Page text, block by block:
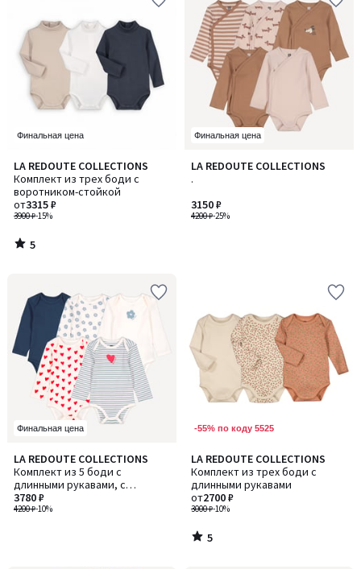
Финальная цена
LA REDOUTE COLLECTIONS
Комплект из трех боди с
воротником-стойкой
3900 ₽-15%
от3315 ₽
5
/
5
5
/
Финальная цена
LA REDOUTE COLLECTIONS
.
4200 ₽-25%
3150 ₽
Финальная цена
LA REDOUTE COLLECTIONS
Комплект из 5 боди с
длинными рукавами, с
американской проймой
4200 ₽-10%
3780 ₽
-55% по коду 5525
LA REDOUTE COLLECTIONS
Комплект из трех боди с
длинными рукавами
3000 ₽-10%
от2700 ₽
5
/
5
5
/